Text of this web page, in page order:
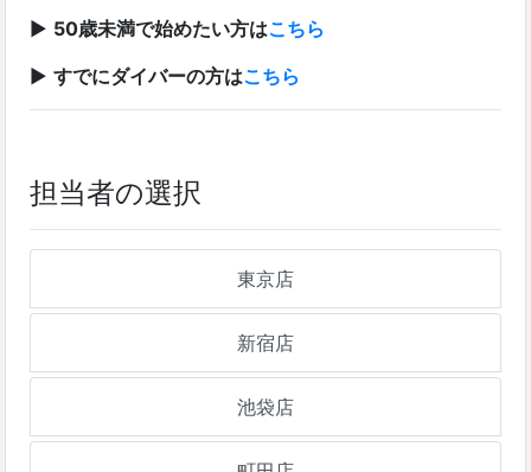
▶ 50歳未満で始めたい方はこちら
▶ すでにダイバーの方はこちら
担当者の選択
東京店
新宿店
池袋店